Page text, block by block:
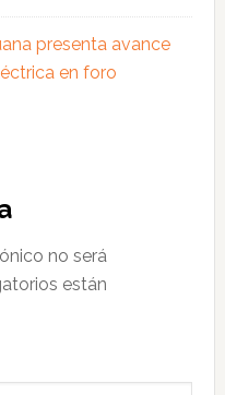
presenta avance
en foro
no será
están